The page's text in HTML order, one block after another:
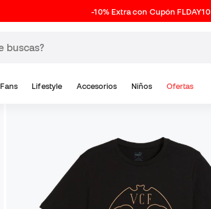
-10% Extra con Cupón FLDAY10
Fans Lifestyle Accesorios Niños Ofertas